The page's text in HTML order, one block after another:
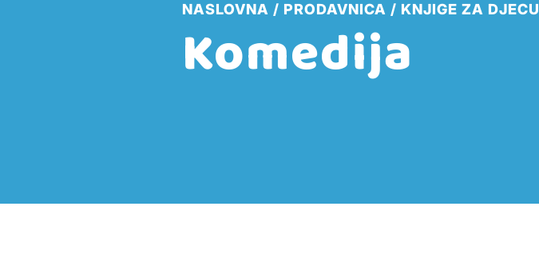
NASLOVNA PRODAVNICA KNJIGE ZA DJECU
Komedija